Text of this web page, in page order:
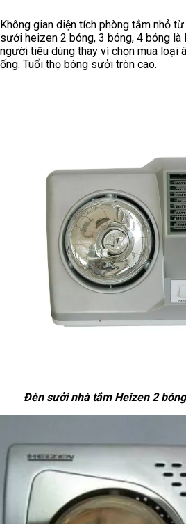
Không gian diện tích phòng tắm nhỏ
sưởi heizen 2 bóng, 3 bóng, 4 bóng là
người tiêu dùng thay vì chọn mua loại
ống. Tuổi thọ bóng sưởi tròn cao.
Đèn sưởi nhà tắm Heizen 2